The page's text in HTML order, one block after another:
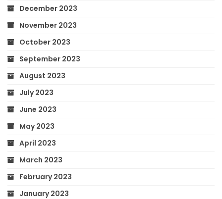
December 2023
November 2023
October 2023
September 2023
August 2023
July 2023
June 2023
May 2023
April 2023
March 2023
February 2023
January 2023